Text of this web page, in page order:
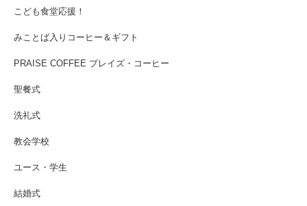
こども食堂応援！
みことば入りコーヒー＆ギフト
PRAISE COFFEE プレイズ・コーヒー
聖餐式
洗礼式
教会学校
ユース・学生
結婚式